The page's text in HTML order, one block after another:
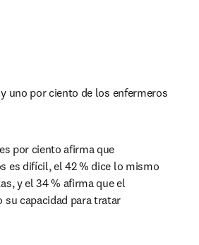
uno por ciento de los enfermeros
por ciento afirma que
es difícil, el 42 % dice lo mismo
y el 34 % afirma que el
su capacidad para tratar